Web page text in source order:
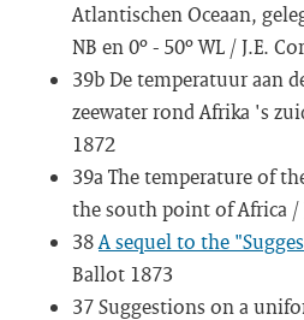
Atlantischen Oceaan,
NB en 0º - 50º WL / J.E.
39b De temperatuur aan
zeewater rond Afrika 's
1872
39a The temperature of
the south point of Africa /
38A sequel to the
Ballot 1873
37 Suggestions on a